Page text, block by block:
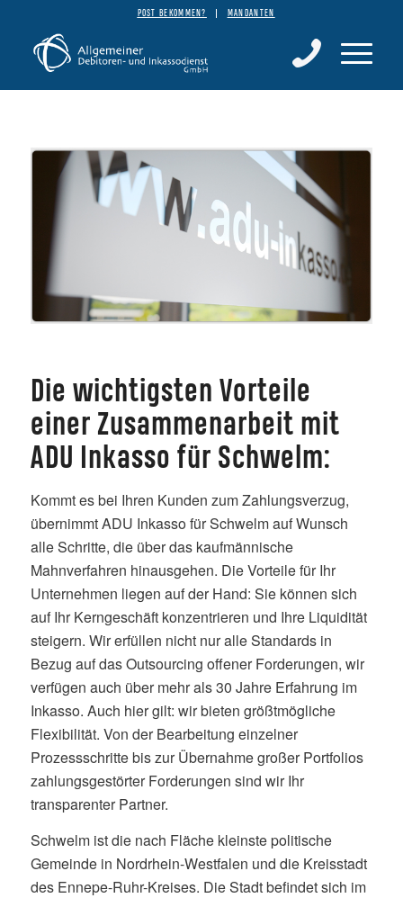
POST BEKOMMEN? MANDANTEN
Die wichtigsten Vorteile
einer Zusammenarbeit mit
ADU Inkasso für Schwelm:
Kommt es bei Ihren Kunden zum Zahlungsverzug,
übernimmt ADU Inkasso für Schwelm auf Wunsch
alle Schritte, die über das kaufmännische
Mahnverfahren hinausgehen. Die Vorteile für Ihr
Unternehmen liegen auf der Hand: Sie können sich
auf Ihr Kerngeschäft konzentrieren und Ihre Liquidität
steigern. Wir erfüllen nicht nur alle Standards in
Bezug auf das Outsourcing offener Forderungen, wir
verfügen auch über mehr als 30 Jahre Erfahrung im
Inkasso. Auch hier gilt: wir bieten größtmögliche
Flexibilität. Von der Bearbeitung einzelner
Prozessschritte bis zur Übernahme großer Portfolios
zahlungsgestörter Forderungen sind wir Ihr
transparenter Partner.
Schwelm ist die nach Fläche kleinste politische
Gemeinde in Nordrhein-Westfalen und die Kreisstadt
des Ennepe-Ruhr-Kreises. Die Stadt befindet sich im